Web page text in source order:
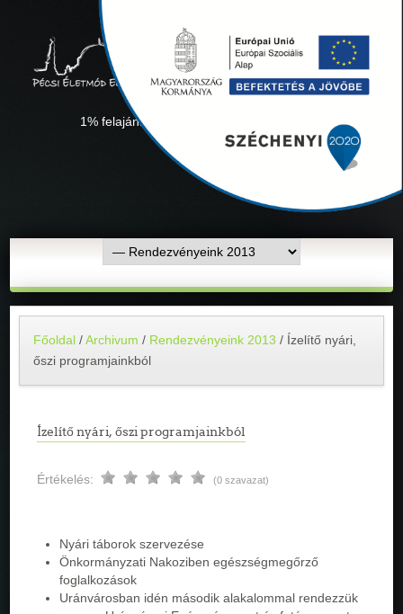
1% felajánlás "Együtt minden sikerül" Adószámunk:
18311927-1-02
Főoldal /Archivum / Rendezvényeink 2013 / Ízelítő nyári,
őszi programjainkból
Ízelítő nyári, őszi programjainkból
Értékelés: (0 szavazat)
Nyári táborok szervezése
Önkormányzati Nakoziben egészségmegőrző
foglalkozások
Uránvárosban idén második alakalommal rendezzük